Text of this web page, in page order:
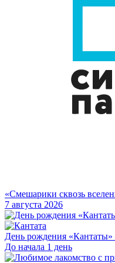
«Смешарики сквозь
7 августа 2026
День рождения
До начала 1 день